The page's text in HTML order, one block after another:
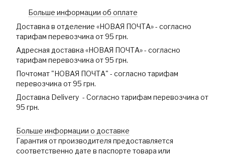
Больше информации об оплате
Доставка в отделение «НОВАЯ ПОЧТА» - согласно
тарифам перевозчика от 95 грн.
Адресная доставка «НОВАЯ ПОЧТА» - согласно
тарифам перевозчика от 95 грн.
Почтомат "НОВАЯ ПОЧТА" - согласно тарифам
перевозчика от 95 грн.
Доставка Delivery - Согласно тарифам перевозчика от
95 грн.
Больше информации о доставке
Гарантия от производителя предоставляется
соответственно дате в паспорте товара или